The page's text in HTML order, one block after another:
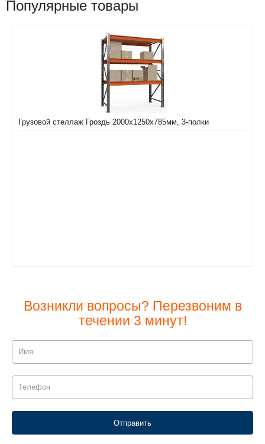
Популярные товары
Грузовой стеллаж Гроздь 2000х1250х785мм, 3-полки
Возникли вопросы? Перезвоним в
течении 3 минут!